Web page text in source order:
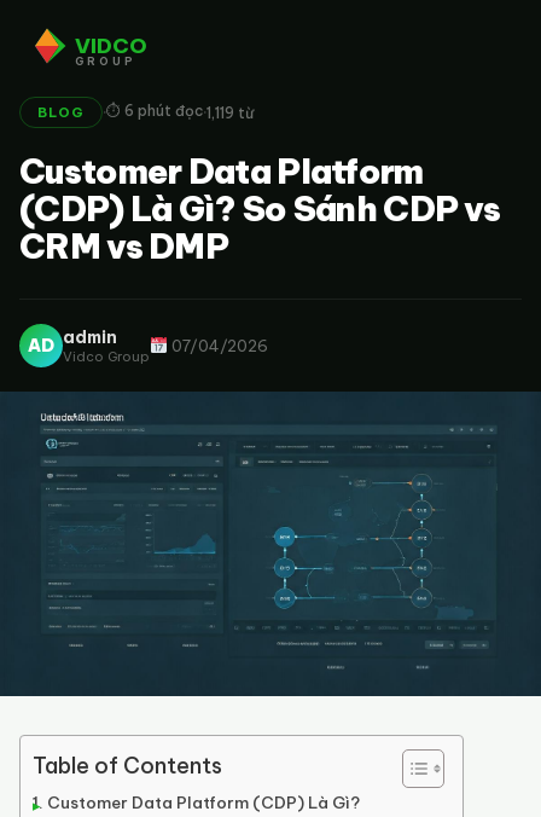
VIDCO
GROUP
BLOG ·⏱ 6 phút đọc·1,119 từ
Customer Data Platform
(CDP) Là Gì? So Sánh CDP vs
CRM vs DMP
AD admin
Vidco Group
07/04/2026
Table of Contents
Customer Data Platform (CDP) Là Gì?